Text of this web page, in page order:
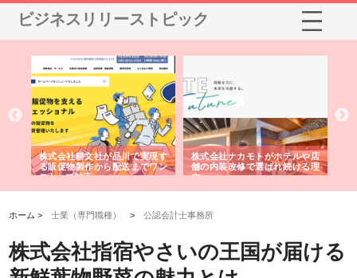
ビジネスリリーストピック
株式会社耕文社が品川で実現す
る販促物製作から配送までワン
ストップ対応
株式会社ナカモトがホテルや店
舗の内装改修で選ばれ続ける理
由
ホーム >士業（専門職種） >公認会計士事務所
株式会社指宿やさいの王国が届ける